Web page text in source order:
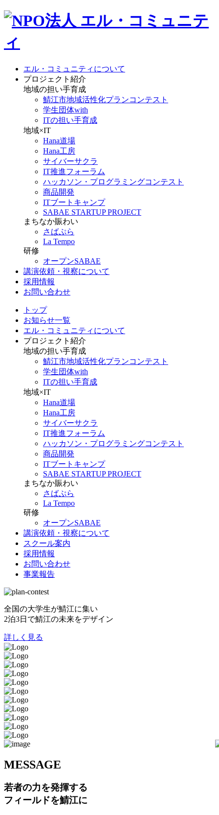
エル・コミュニティについて
プロジェクト紹介
地域の担い手育成
鯖江市地域活性化プランコンテスト
学生団体with
ITの担い手育成
地域×IT
Hana道場
Hana工房
サイバーサクラ
IT推進フォーラム
ハッカソン・プログラミングコンテスト
商品開発
ITブートキャンプ
SABAE STARTUP PROJECT
まちなか賑わい
さばぷら
La Tempo
研修
オープンSABAE
講演依頼・視察について
採用情報
お問い合わせ
トップ
お知らせ一覧
エル・コミュニティについて
プロジェクト紹介
地域の担い手育成
鯖江市地域活性化プランコンテスト
学生団体with
ITの担い手育成
地域×IT
Hana道場
Hana工房
サイバーサクラ
IT推進フォーラム
ハッカソン・プログラミングコンテスト
商品開発
ITブートキャンプ
SABAE STARTUP PROJECT
まちなか賑わい
さばぷら
La Tempo
研修
オープンSABAE
講演依頼・視察について
スクール案内
採用情報
お問い合わせ
事業報告
全国の大学生が鯖江に集い
2泊3日で鯖江の未来をデザイン
詳しく見る
MESSAGE
若者の力を発揮する
フィールドを鯖江に